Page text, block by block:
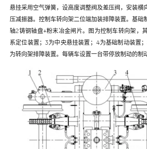
悬挂采用空气弹簧，设高度调整阀及差压阀，安装横
压减振器。控制车转向架二位端加装排障装置。基础
轴2铸钢轴盘+粉末冶金闸片。图为控制车转向架，
系定位装置；3为中央悬挂装置；4为基础制动装置
为转向架排障装置。每辆车设置一台带停放制动的制